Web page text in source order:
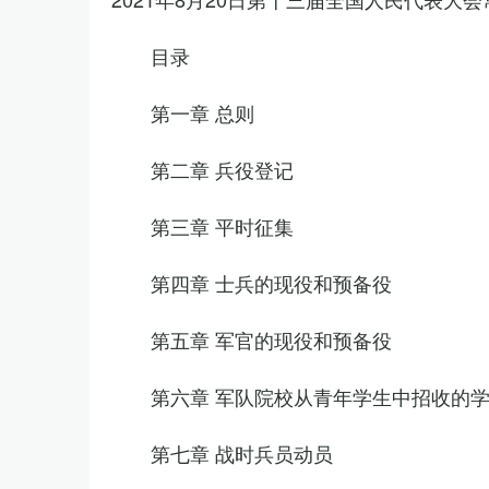
目录
第一章 总则
第二章 兵役登记
第三章 平时征集
第四章 士兵的现役和预备役
第五章 军官的现役和预备役
第六章 军队院校从青年学生中招收的
第七章 战时兵员动员